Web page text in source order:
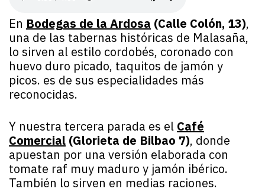
En Bodegas de la Ardosa (Calle Colón, 13),
una de las tabernas históricas de Malasaña,
lo sirven al estilo cordobés, coronado con
huevo duro picado, taquitos de jamón y
picos. es de sus especialidades más
reconocidas.
Y nuestra tercera parada es el Café
Comercial (Glorieta de Bilbao 7), donde
apuestan por una versión elaborada con
tomate raf muy maduro y jamón ibérico.
También lo sirven en medias raciones.